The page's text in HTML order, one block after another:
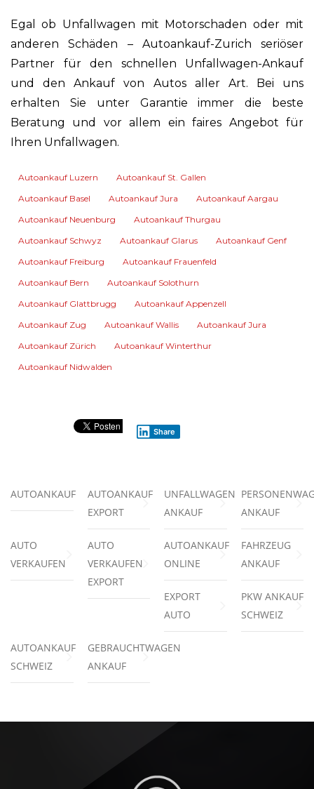
Egal ob Unfallwagen mit Motorschaden oder mit
anderen Schäden – Autoankauf-Zurich seriöser
Partner für den schnellen Unfallwagen-Ankauf
und den Ankauf von Autos aller Art. Bei uns
erhalten Sie unter Garantie immer die beste
Beratung und vor allem ein faires Angebot für
Ihren Unfallwagen.
Autoankauf Luzern
Autoankauf St. Gallen
Autoankauf Basel
Autoankauf Jura
Autoankauf Aargau
Autoankauf Neuenburg
Autoankauf Thurgau
Autoankauf Schwyz
Autoankauf Glarus
Autoankauf Genf
Autoankauf Freiburg
Autoankauf Frauenfeld
Autoankauf Bern
Autoankauf Solothurn
Autoankauf Glattbrugg
Autoankauf Appenzell
Autoankauf Zug
Autoankauf Wallis
Autoankauf Jura
Autoankauf Zürich
Autoankauf Winterthur
Autoankauf Nidwalden
Share
AUTOANKAUF
AUTOANKAUF
EXPORT
UNFALLWAGEN
ANKAUF
ANKAUF
AUTO
VERKAUFEN
AUTO
VERKAUFEN
EXPORT
AUTOANKAUF
ONLINE
FAHRZEUG
ANKAUF
EXPORT
AUTO
PKW ANKAUF
SCHWEIZ
AUTOANKAUF
SCHWEIZ
GEBRAUCHTWAGEN
ANKAUF